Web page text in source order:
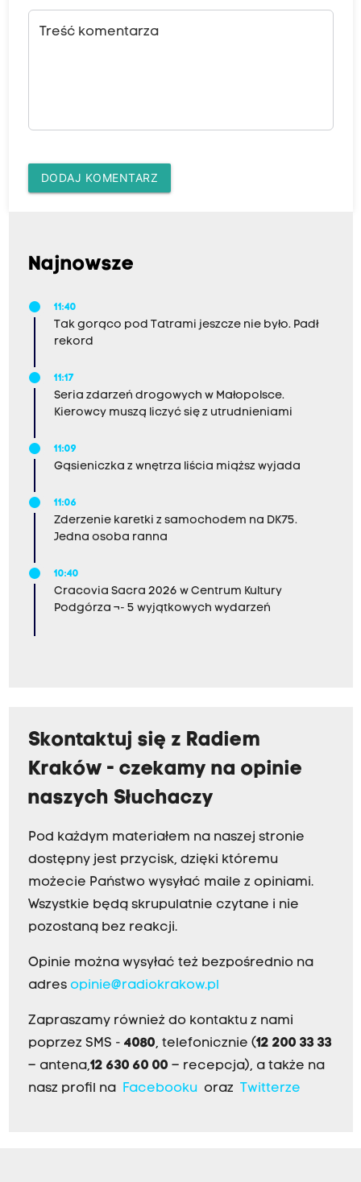
Treść komentarza
DODAJ KOMENTARZ
Najnowsze
11:40
Tak gorąco pod Tatrami jeszcze nie było. Padł
rekord
11:17
Seria zdarzeń drogowych w Małopolsce.
Kierowcy muszą liczyć się z utrudnieniami
11:09
Gąsieniczka z wnętrza liścia miąższ wyjada
11:06
Zderzenie karetki z samochodem na DK75.
Jedna osoba ranna
10:40
Cracovia Sacra 2026 w Centrum Kultury
Podgórza ¬- 5 wyjątkowych wydarzeń
Skontaktuj się z Radiem
Kraków - czekamy na opinie
naszych Słuchaczy
Pod każdym materiałem na naszej stronie
dostępny jest przycisk, dzięki któremu
możecie Państwo wysyłać maile z opiniami.
Wszystkie będą skrupulatnie czytane i nie
pozostaną bez reakcji.
Opinie można wysyłać też bezpośrednio na
adres opinie@radiokrakow.pl
Zapraszamy również do kontaktu z nami
poprzez SMS - 4080, telefonicznie (12 200 33 33
– antena,12 630 60 00 – recepcja), a także na
nasz profil na Facebookuoraz Twitterze